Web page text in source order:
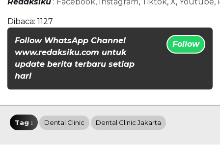
Dibaca: 1127
Follow WhatsApp Channel
www.redaksiku.com untuk
update berita terbaru setiap
hari
Follow
Tag : Dental Clinic Dental Clinic Jakarta